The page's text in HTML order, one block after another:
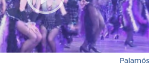
Palamós